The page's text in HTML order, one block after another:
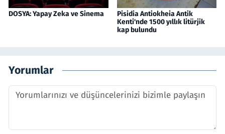
DOSYA: Yapay Zeka ve Sinema
Pisidia Antiokheia Antik
Kenti'nde 1500 yıllık litürjik
kap bulundu
Yorumlar